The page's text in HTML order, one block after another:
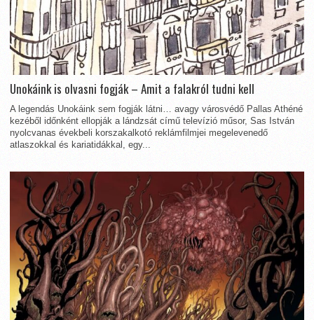
Unokáink is olvasni fogják – Amit a falakról tudni kell
A legendás Unokáink sem fogják látni… avagy városvédő Pallas Athéné
kezéből időnként ellopják a lándzsát című televízió műsor, Sas István
nyolcvanas évekbeli korszakalkotó reklámfilmjei megelevenedő
atlaszokkal és kariatidákkal, egy...